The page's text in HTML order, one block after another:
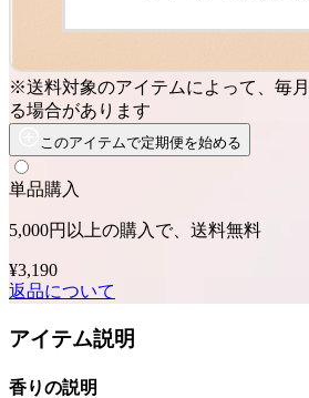
※送料対象のアイテムによって、毎
る場合があります
このアイテムで定期便を始める
単品購入
5,000円以上の購入で、送料無料
¥3,190
返品について
アイテム説明
香りの説明